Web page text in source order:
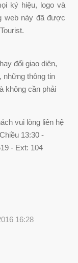
ký hiệu, logo và
web này đã được
đổi giao diện,
những thông tin
không cần phải
vui lòng liên hệ
13:30 -
- Ext: 104
16:28